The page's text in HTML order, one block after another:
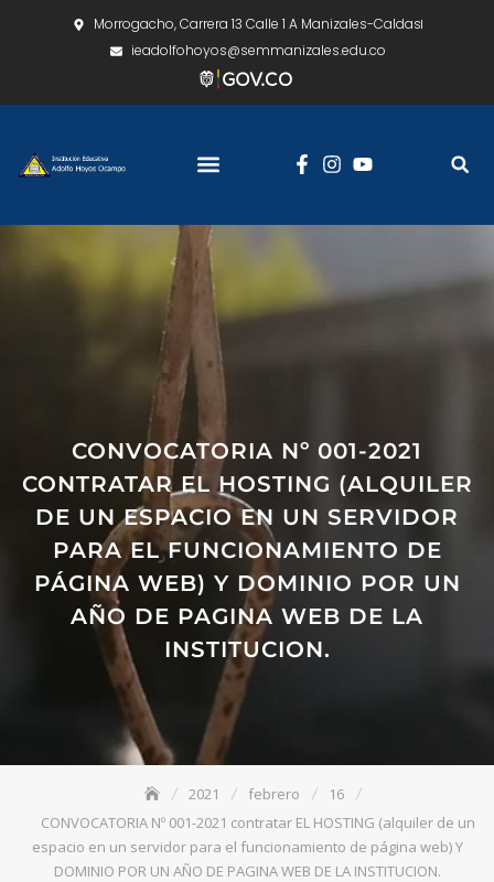
Morrogacho, Carrera 13 Calle 1 A Manizales-Caldas
ieadolfohoyos@semmanizales.edu.co
CONVOCATORIA Nº 001-2021
CONTRATAR EL HOSTING (ALQUILER
DE UN ESPACIO EN UN SERVIDOR
PARA EL FUNCIONAMIENTO DE
PÁGINA WEB) Y DOMINIO POR UN
AÑO DE PAGINA WEB DE LA
INSTITUCION.
2021 febrero
16
CONVOCATORIA Nº 001-2021 contratar EL HOSTING (alquiler de un
espacio en un servidor para el funcionamiento de página web) Y
DOMINIO POR UN AÑO DE PAGINA WEB DE LA INSTITUCION.